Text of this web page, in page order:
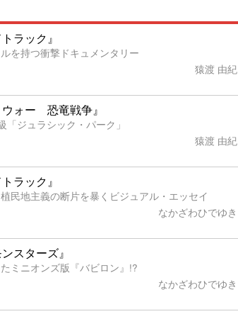
ラック』
を持つ衝撃ドキュメンタリー
猿渡 由紀
ウォー 恐竜戦争』
「ジュラシック・パーク」
猿渡 由紀
ラック』
民地主義の断片を暴くビジュアル・エッセイ
なかざわひでゆき
スターズ』
ミニオンズ版『バビロン』!?
なかざわひでゆき